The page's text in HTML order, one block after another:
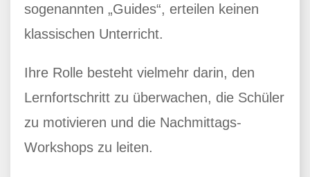
sogenannten „Guides“, erteilen keinen
klassischen Unterricht.
Ihre Rolle besteht vielmehr darin, den
Lernfortschritt zu überwachen, die Schüler
zu motivieren und die Nachmittags-
Workshops zu leiten.